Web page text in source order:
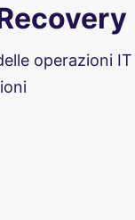
operazioni IT